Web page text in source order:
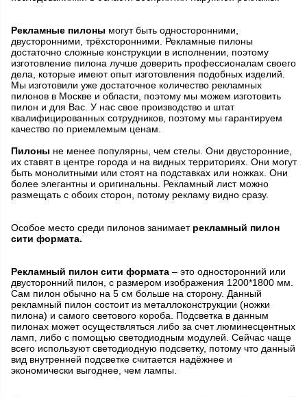
Рекламные пилоны могут быть односторонними,
двусторонними, трёхсторонними. Рекламные пилоны
достаточно сложные конструкции в исполнении, поэтому
изготовление пилона лучше доверить профессионалам своего
дела, которые имеют опыт изготовления подобных изделий.
Мы изготовили уже достаточное количество рекламных
пилонов в Москве и области, поэтому мы можем изготовить
пилон и для Вас. У нас свое производство и штат
квалифицированных сотрудников, поэтому мы гарантируем
качество по приемлемым ценам.
Пилоны не менее популярны, чем стелы. Они двусторонние,
их ставят в центре города и на видных территориях. Они могут
быть монолитными или стоят на подставках или ножках. Они
более элегантны и оригинальны. Рекламный лист можно
размещать с обоих сторон, потому рекламу видно сразу.
Особое место среди пилонов занимает рекламный пилон
сити формата.
Рекламный пилон сити формата – это односторонний или
двусторонний пилон, с размером изображения 1200*1800 мм.
Сам пилон обычно на 5 см больше на сторону. Данный
рекламный пилон состоит из металлоконструкции (ножки
пилона) и самого светового короба. Подсветка в данным
пилонах может осуществляться либо за счет люминесцентных
ламп, либо с помощью светодиодным модулей. Сейчас чаще
всего используют светодиодную подсветку, потому что данный
вид внутренней подсветке считается надёжнее и
экономически выгоднее, чем лампы.